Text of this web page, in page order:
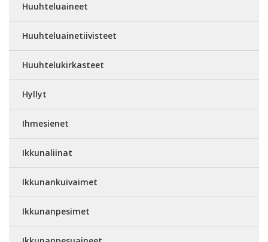
Huuhteluaineet
Huuhteluainetiivisteet
Huuhtelukirkasteet
Hyllyt
Ihmesienet
Ikkunaliinat
Ikkunankuivaimet
Ikkunanpesimet